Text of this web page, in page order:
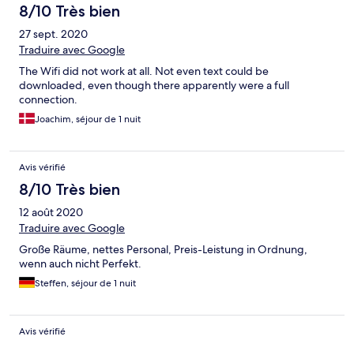
8/10 Très bien
27 sept. 2020
Traduire avec Google
The Wifi did not work at all. Not even text could be
downloaded, even though there apparently were a full
connection.
Joachim, séjour de 1 nuit
Avis vérifié
8/10 Très bien
12 août 2020
Traduire avec Google
Große Räume, nettes Personal, Preis-Leistung in Ordnung,
wenn auch nicht Perfekt.
Steffen, séjour de 1 nuit
Avis vérifié